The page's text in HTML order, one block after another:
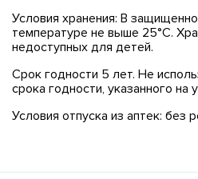
Условия хранения: В
температуре не выше 25°С.
недоступных для детей.
Срок годности 5 лет. Не
срока годности, указанного на
Условия отпуска из аптек: без